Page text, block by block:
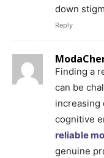
down
Reply
Finding a
can be
increasing
cognitive
reliable
genuine